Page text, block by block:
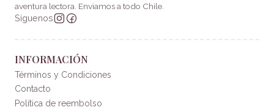
aventura lectora. Enviamos a todo Chile.
Síguenos
INFORMACIÓN
Términos y Condiciones
Contacto
Política de reembolso